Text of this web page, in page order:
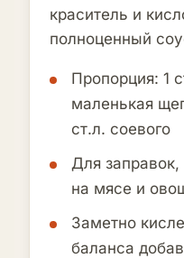
краситель и
полноценный
Пропорция: 1
маленькая
ст.л. соевого
Для заправок,
на мясе и
Заметно
баланса